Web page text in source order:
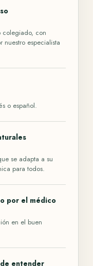
colegiado, con
nuestro especialista
o español.
se adapta a su
para todos.
por el médico
en el buen
entender